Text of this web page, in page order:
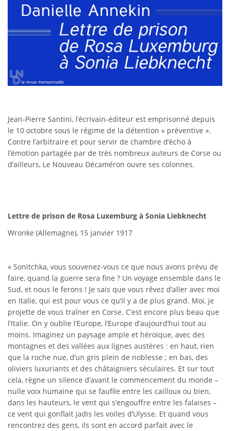
Jean-Pierre Santini, l’écrivain-éditeur est emprisonné depuis
le 10 octobre sous le régime de la détention « préventive ».
Contre l’arbitraire et pour servir de chambre d’écho à
l’émotion partagée par de très nombreux auteurs de Corse ou
d’ailleurs, Le Nouveau Décaméron ouvre ses colonnes.
Lettre de prison de Rosa Luxemburg à Sonia Liebknecht
Wronke (Allemagne), 15 janvier 1917
« Sonitchka, vous souvenez-vous ce que nous avons prévu de
faire, quand la guerre sera fine ? Un voyage ensemble dans le
Sud, et nous le ferons ! Je sais que vous rêvez d’aller avec moi
en Italie, qui est pour vous ce qu’il y a de plus grand. Moi, je
projette de vous traîner en Corse. C’est encore plus beau que
l’Italie. On y oublie l’Europe, l’Europe d’aujourd’hui tout au
moins. Imaginez un paysage ample et héroïque, avec des
montagnes et des vallées aux lignes austères : en haut, rien
que la roche nue, d’un gris plein de noblesse ; en bas, des
oliviers luxuriants et des châtaigniers séculaires. Et sur tout
cela, règne un silence d’avant le commencement du monde –
nulle voix humaine qui se faufile entre les cailloux ou bien,
dans les hauteurs, le vent qui s’engouffre entre les falaises –
ce vent qui gonflait jadis les voiles d’Ulysse. Et quand vous
rencontrez des gens, ils sont en accord parfait avec le